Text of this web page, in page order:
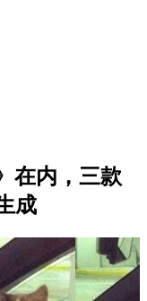
在内，三款
成